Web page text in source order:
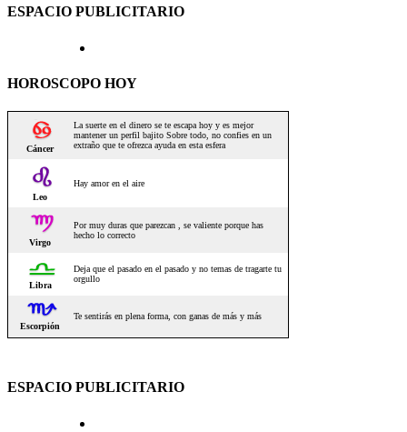
ESPACIO PUBLICITARIO
HOROSCOPO HOY
ESPACIO PUBLICITARIO